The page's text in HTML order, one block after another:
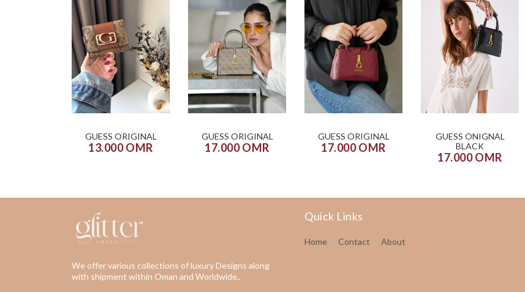
GUESS ORIGINAL
13.000 OMR
GUESS ORIGINAL
17.000 OMR
GUESS ORIGINAL
17.000 OMR
GUESS ONIGNAL
BLACK
17.000 OMR
We offer various collections of luxury Designs along
with shipment within Oman and Worldwide..
Quick Links
Home Contact About